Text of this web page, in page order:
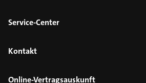
Service-Center
Kontakt
Online-Vertragsauskunft